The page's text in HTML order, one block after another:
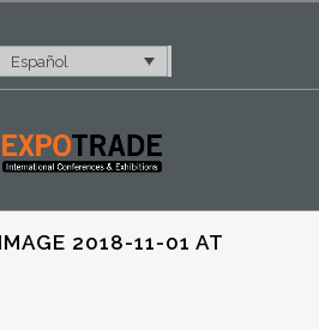
Español
2018-11-01 AT